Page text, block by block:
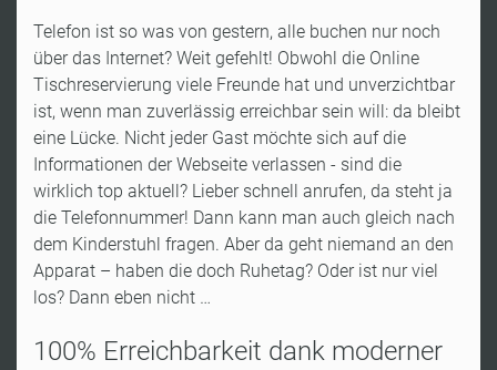
Telefon ist so was von gestern, alle buchen nur noch
über das Internet? Weit gefehlt! Obwohl die Online
Tischreservierung viele Freunde hat und unverzichtbar
ist, wenn man zuverlässig erreichbar sein will: da bleibt
eine Lücke. Nicht jeder Gast möchte sich auf die
Informationen der Webseite verlassen - sind die
wirklich top aktuell? Lieber schnell anrufen, da steht ja
die Telefonnummer! Dann kann man auch gleich nach
dem Kinderstuhl fragen. Aber da geht niemand an den
Apparat – haben die doch Ruhetag? Oder ist nur viel
los? Dann eben nicht …
100% Erreichbarkeit dank moderner